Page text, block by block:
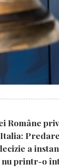
Române
a
nu printr-o